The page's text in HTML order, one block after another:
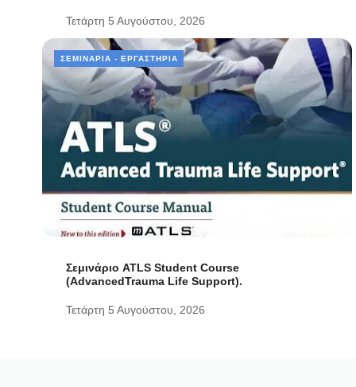
Τετάρτη 5 Αυγούστου, 2026
ΣΕΜΙΝΆΡΙΑ - ΕΡΓΑΣΤΉΡΙΑ
Σεμινάριο ATLS Student Course
(AdvancedTrauma Life Support).
Τετάρτη 5 Αυγούστου, 2026